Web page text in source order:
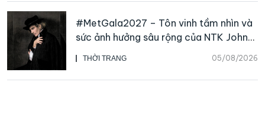
THỜI TRANG 05/08/2026
#MetGala2027 – Tôn vinh tầm nhìn và
sức ảnh hưởng sâu rộng của NTK John
Galliano